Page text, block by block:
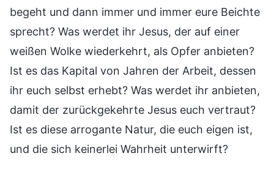
begeht und dann immer und immer eure Beichte
sprecht? Was werdet ihr Jesus, der auf einer
weißen Wolke wiederkehrt, als Opfer anbieten?
Ist es das Kapital von Jahren der Arbeit, dessen
ihr euch selbst erhebt? Was werdet ihr anbieten,
damit der zurückgekehrte Jesus euch vertraut?
Ist es diese arrogante Natur, die euch eigen ist,
und die sich keinerlei Wahrheit unterwirft?